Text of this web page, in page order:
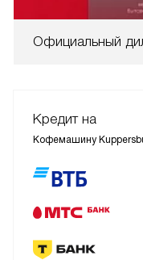
Официальный
Кредит на
Кофемашину